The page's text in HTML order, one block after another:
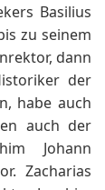
Basilius
zu seinem
dann
der
habe auch
auch der
Johann
Zacharias